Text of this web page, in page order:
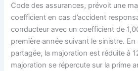
Code des assurances, prévoit une
coefficient en cas d’accident
conducteur avec un coefficient de
première année suivant le sinistre.
partagée, la majoration est réduite à
majoration se répercute sur la prime